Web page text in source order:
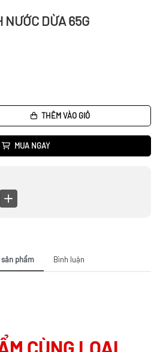
DỪA 65G
THÊM VÀO GIỎ
MUA NGAY
phẩm Bình luận
CÙNG LOẠI